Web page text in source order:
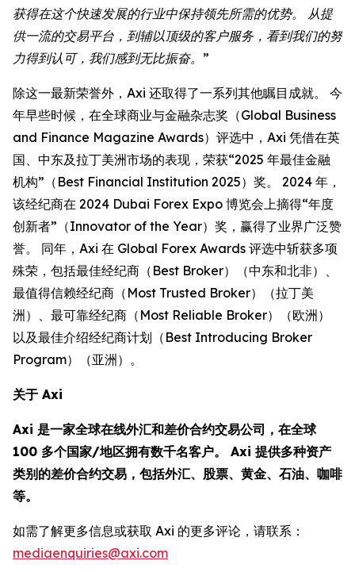
获得在这个快速发展的行业中保持领先所需的优势。 从提
供一流的交易平台，到辅以顶级的客户服务，看到我们的努
力得到认可，我们感到无比振奋。”
除这一最新荣誉外，Axi 还取得了一系列其他瞩目成就。 今
年早些时候，在全球商业与金融杂志奖（Global Business
and Finance Magazine Awards）评选中，Axi 凭借在英
国、中东及拉丁美洲市场的表现，荣获“2025 年最佳金融
机构”（Best Financial Institution 2025）奖。 2024 年，
该经纪商在 2024 Dubai Forex Expo 博览会上摘得“年度
创新者”（Innovator of the Year）奖，赢得了业界广泛赞
誉。 同年，Axi 在 Global Forex Awards 评选中斩获多项
殊荣，包括最佳经纪商（Best Broker）（中东和北非）、
最值得信赖经纪商（Most Trusted Broker）（拉丁美
洲）、最可靠经纪商（Most Reliable Broker）（欧洲）
以及最佳介绍经纪商计划（Best Introducing Broker
Program）（亚洲）。
关于 Axi
Axi 是一家全球在线外汇和差价合约交易公司，在全球
100 多个国家/地区拥有数千名客户。 Axi 提供多种资产
类别的差价合约交易，包括外汇、股票、黄金、石油、咖啡
等。
如需了解更多信息或获取 Axi 的更多评论，请联系：
mediaenquiries@axi.com